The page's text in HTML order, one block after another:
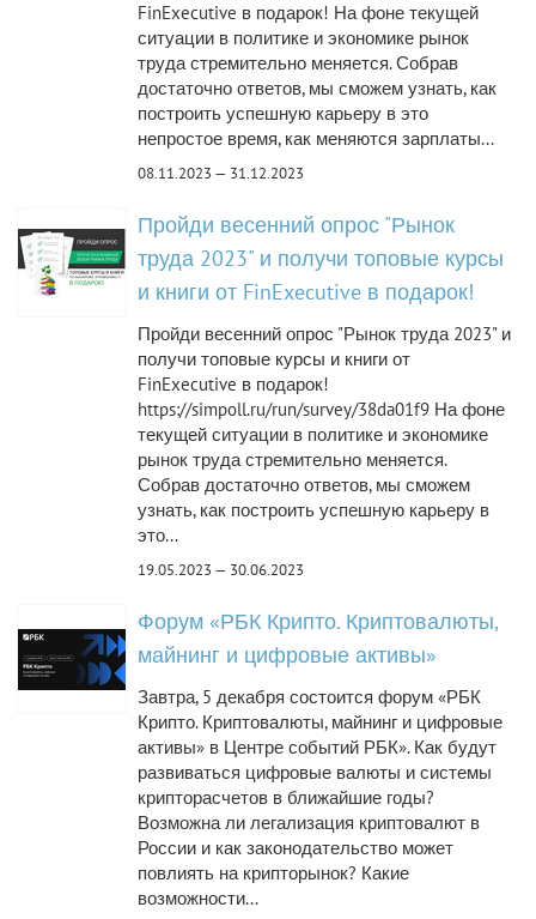
FinExecutive в подарок! На фоне текущей
ситуации в политике и экономике рынок
труда стремительно меняется. Собрав
достаточно ответов, мы сможем узнать, как
построить успешную карьеру в это
непростое время, как меняются зарплаты...
08.11.2023 — 31.12.2023
Пройди весенний опрос "Рынок
труда 2023" и получи топовые курсы
и книги от FinExecutive в подарок!
Пройди весенний опрос "Рынок труда 2023" и
получи топовые курсы и книги от
FinExecutive в подарок!
https://simpoll.ru/run/survey/38da01f9 На фоне
текущей ситуации в политике и экономике
рынок труда стремительно меняется.
Собрав достаточно ответов, мы сможем
узнать, как построить успешную карьеру в
это...
19.05.2023 — 30.06.2023
Форум «РБК Крипто. Криптовалюты,
майнинг и цифровые активы»
Завтра, 5 декабря состоится форум «РБК
Крипто. Криптовалюты, майнинг и цифровые
активы» в Центре событий РБК». Как будут
развиваться цифровые валюты и системы
крипторасчетов в ближайшие годы?
Возможна ли легализация криптовалют в
России и как законодательство может
повлиять на крипторынок? Какие
возможности...